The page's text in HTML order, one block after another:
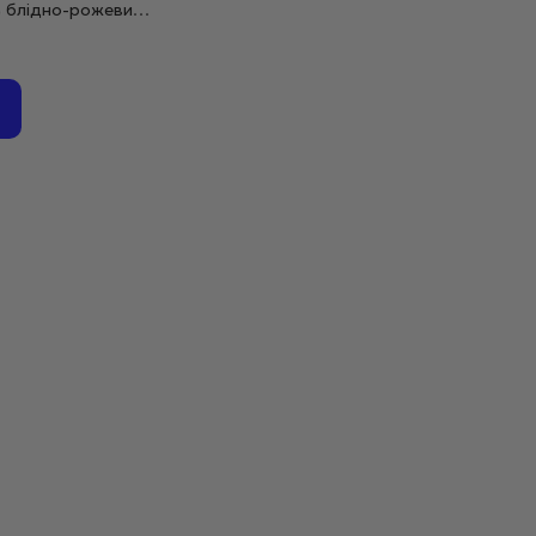
блідно-рожевий